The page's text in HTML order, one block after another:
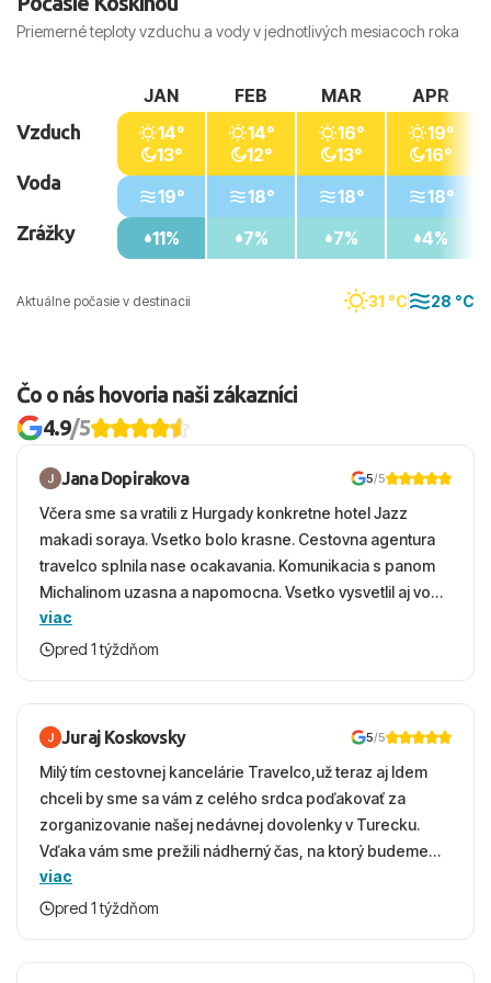
Priemerné teploty vzduchu a vody v jednotlivých mesiacoch roka
Aktuálne počasie v destinacii 31 °C 28 °C
Vzduch
Voda
Zrážky
JAN
14°
13°
19°
11%
FEB
14°
12°
18°
7%
MAR
16°
13°
18°
7%
APR
19°
16°
18°
4%
Čo o nás hovoria naši zákazníci
4.9/5
Jana Dopirakova 5/5
Včera sme sa vratili z Hurgady konkretne hotel Jazz
makadi soraya. Vsetko bolo krasne. Cestovna agentura
travelco splnila nase ocakavania. Komunikacia s panom
Michalinom uzasna a napomocna. Vsetko vysvetlil aj vo
vecernych hodinach zaco sa ospravedlnujem. Hotel
krasny, cisty. Sluzby top. Strava, prostredie, more,
viac
pred 1 týždňom
Juraj Koskovsky 5/5
Milý tím cestovnej kancelárie Travelco,už teraz aj Idem
chceli by sme sa vám z celého srdca poďakovať za
zorganizovanie našej nedávnej dovolenky v Turecku.
Vďaka vám sme prežili nádherný čas, na ktorý budeme
ešte dlho s úsmevom spomínať. ​Všetko prebehlo
absolútne hladko – od prvotného výberu zájazdu, cez
viac
pred 1 týždňom